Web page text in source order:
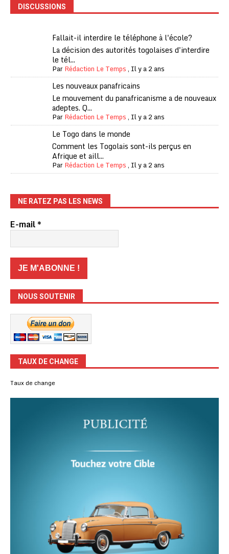
DISCUSSIONS
Fallait-il interdire le téléphone à l'école?
La décision des autorités togolaises d'interdire
le tél...
ParRédaction Le Temps, Il y a 2 ans
Les nouveaux panafricains
Le mouvement du panafricanisme a de nouveaux
adeptes. Q...
ParRédaction Le Temps, Il y a 2 ans
Le Togo dans le monde
Comment les Togolais sont-ils perçus en
Afrique et aill...
ParRédaction Le Temps, Il y a 2 ans
NE RATEZ PAS LES NEWS
E-mail*
NOUS SOUTENIR
TAUX DE CHANGE
Taux de change